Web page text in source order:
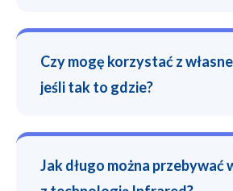
Czy mogę korzystać z
jeśli tak to gdzie?
Jak długo można przebywać